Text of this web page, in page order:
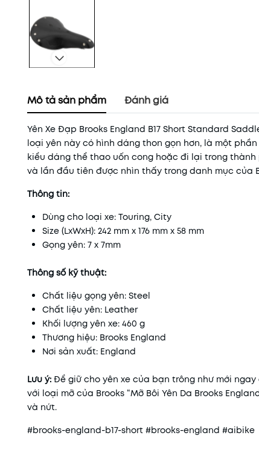
Mô tả sản phẩm Đánh giá
Yên Xe Đạp Brooks England B17 Short Standard
loại yên này có hình dáng thon gọn hơn, là một
kiểu dáng thể thao uốn cong hoặc đi lại trong thành
và lần đầu tiên được nhìn thấy trong danh mục của
Thông tin:
Dùng cho loại xe: Touring, City
Size (LxWxH): 242 mm x 176 mm x 58 mm
Gọng yên: 7 x 7mm
Thông số kỹ thuật:
Chất liệu gọng yên: Steel
Chất liệu yên: Leather
Khối lượng yên xe: 460 g
Thương hiệu: Brooks England
Nơi sản xuất: England
Lưu ý: Để giữ cho yên xe của bạn trông như mới
với loại mỡ của Brooks “Mỡ Bôi Yên Da Brooks
và nứt.
#brooks-england-b17-short #brooks-england #aibike